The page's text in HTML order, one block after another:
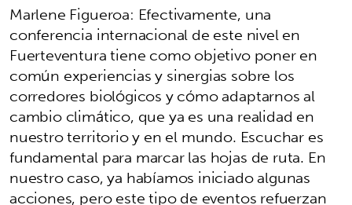
Marlene Figueroa: Efectivamente, una
conferencia internacional de este nivel en
Fuerteventura tiene como objetivo poner en
común experiencias y sinergias sobre los
corredores biológicos y cómo adaptarnos al
cambio climático, que ya es una realidad en
nuestro territorio y en el mundo. Escuchar es
fundamental para marcar las hojas de ruta. En
nuestro caso, ya habíamos iniciado algunas
acciones, pero este tipo de eventos refuerzan